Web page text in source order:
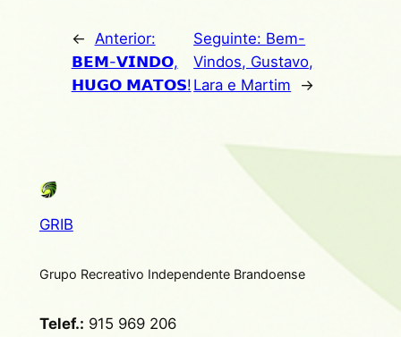
←
Anterior:
𝗕𝗘𝗠-𝗩𝗜𝗡𝗗𝗢,
𝗛𝗨𝗚𝗢 𝗠𝗔𝗧𝗢𝗦!
Seguinte: Bem-
Vindos, Gustavo,
Lara e Martim
→
GRIB
Grupo Recreativo Independente Brandoense
Telef.: 915 969 206